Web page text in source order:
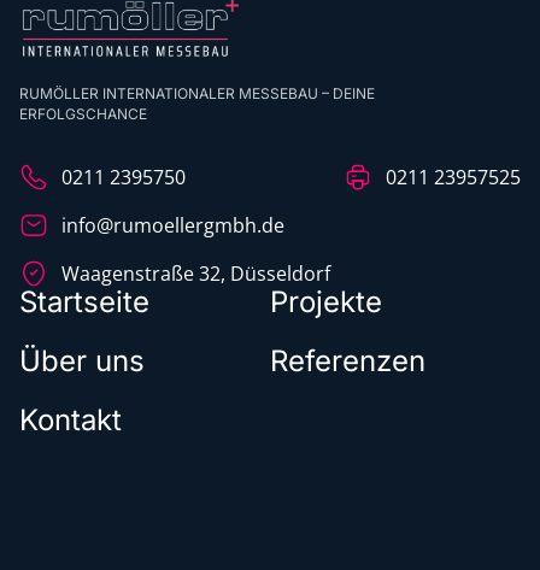
RUMÖLLER INTERNATIONALER MESSEBAU – DEINE
ERFOLGSCHANCE
0211 2395750
0211 23957525
info@rumoellergmbh.de
Waagenstraße 32, Düsseldorf
Startseite
Projekte
Über uns
Referenzen
Kontakt